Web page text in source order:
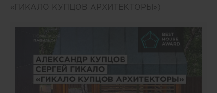
«ГИКАЛО КУПЦОВ АРХИТЕКТОРЫ»)